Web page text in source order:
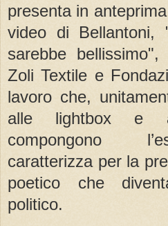
presenta in
video di
sarebbe
Zoli Textile e
lavoro che,
alle lightbox e
compongono
caratterizza per la
poetico che
politico.